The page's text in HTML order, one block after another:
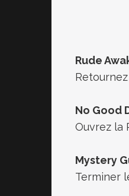
Rude
No Good
Ouvrez la
Mystery
Terminer